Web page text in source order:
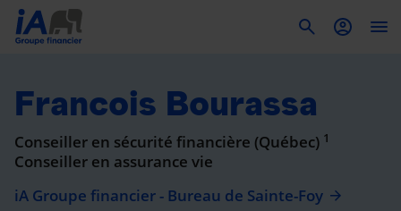
Francois Bourassa
Conseiller en sécurité financière (Québec) 1
Conseiller en assurance vie
iA Groupe financier - Bureau de Sainte-Foy